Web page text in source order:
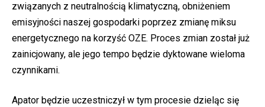
związanych z neutralnością klimatyczną, obniżeniem
emisyjności naszej gospodarki poprzez zmianę miksu
energetycznego na korzyść OZE. Proces zmian został już
zainicjowany, ale jego tempo będzie dyktowane wieloma
czynnikami.
Apator będzie uczestniczył w tym procesie dzieląc się